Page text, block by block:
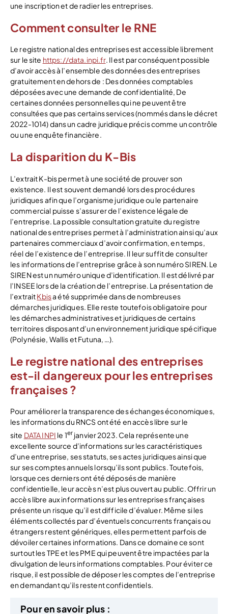
une inscription et de radier les entreprises.
Comment consulter le RNE
Le registre national des entreprises est accessible librement
sur le site https://data.inpi.fr. Il est par conséquent possible
d’avoir accès à l’ensemble des données des entreprises
gratuitement en dehors de : Des données comptables
déposées avec une demande de confidentialité, De
certaines données personnelles qui ne peuvent être
consultées que pas certains services (nommés dans le décret
2022-1014) dans un cadre juridique précis comme un contrôle
ou une enquête financière.
La disparition du K-Bis
L’extrait K-bis permet à une société de prouver son
existence. Il est souvent demandé lors des procédures
juridiques afin que l’organisme juridique ou le partenaire
commercial puisse s’assurer de l’existence légale de
l’entreprise. La possible consultation gratuite du registre
national des entreprises permet à l’administration ainsi qu’aux
partenaires commerciaux d’avoir confirmation, en temps,
réel de l’existence de l’entreprise. Il leur suffit de consulter
les informations de l’entreprise grâce à son numéro SIREN. Le
SIREN est un numéro unique d’identification. Il est délivré par
l’INSEE lors de la création de l’entreprise. La présentation de
l’extraitKbisa été supprimée dans de nombreuses
démarches juridiques. Elle reste toutefois obligatoire pour
les démarches administratives et juridiques de certains
territoires disposant d’un environnement juridique spécifique
(Polynésie, Wallis et Futuna, …).
Le registre national des entreprises
est-il dangereux pour les entreprises
françaises ?
Pour améliorer la transparence des échanges économiques,
les informations du RNCS ont été en accès libre sur le
site DATA INPI le 1erjanvier 2023. Cela représente une
excellente source d’informations sur les caractéristiques
d’une entreprise, ses statuts, ses actes juridiques ainsi que
sur ses comptes annuels lorsqu’ils sont publics. Toutefois,
lorsque ces derniers ont été déposés de manière
confidentielle, leur accès n’est plus ouvert au public. Offrir un
accès libre aux informations sur les entreprises françaises
présente un risque qu’il est difficile d’évaluer. Même si les
éléments collectés par d’éventuels concurrents français ou
étrangers restent génériques, elles permettent parfois de
dévoiler certaines informations. Dans ce domaine ce sont
surtout les TPE et les PME qui peuvent être impactées par la
divulgation de leurs informations comptables. Pour éviter ce
risque, il est possible de déposer les comptes de l’entreprise
en demandant qu’ils restent confidentiels.
Pour en savoir plus :